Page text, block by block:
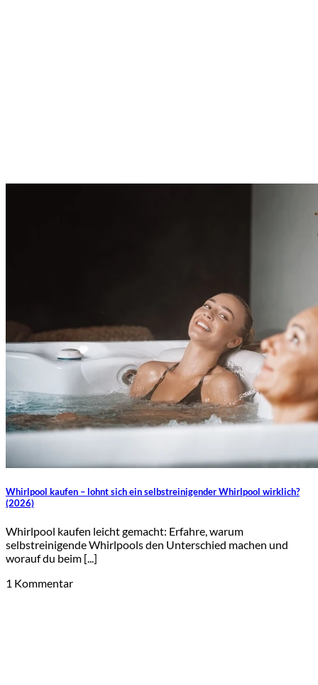
Whirlpool kaufen – lohnt sich ein selbstreinigender Whirlpool wirklich?
(2026)
Whirlpool kaufen leicht gemacht: Erfahre, warum
selbstreinigende Whirlpools den Unterschied machen und
worauf du beim [...]
1 Kommentar